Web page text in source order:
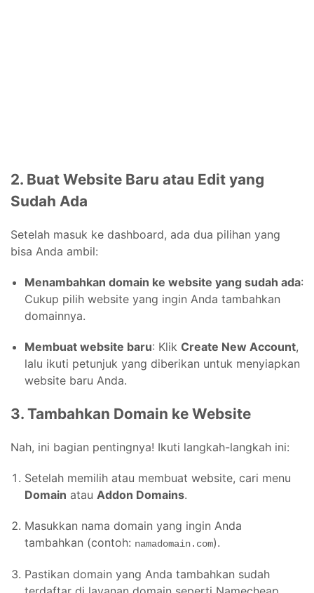
2. Buat Website Baru atau Edit yang
Sudah Ada
Setelah masuk ke dashboard, ada dua pilihan yang
bisa Anda ambil:
Menambahkan domain ke website yang sudah ada:
Cukup pilih website yang ingin Anda tambahkan
domainnya.
Membuat website baru: Klik Create New Account,
lalu ikuti petunjuk yang diberikan untuk menyiapkan
website baru Anda.
3. Tambahkan Domain ke Website
Nah, ini bagian pentingnya! Ikuti langkah-langkah ini:
Setelah memilih atau membuat website, cari menu
Domain atau Addon Domains.
Masukkan nama domain yang ingin Anda
tambahkan (contoh: namadomain.com).
Pastikan domain yang Anda tambahkan sudah